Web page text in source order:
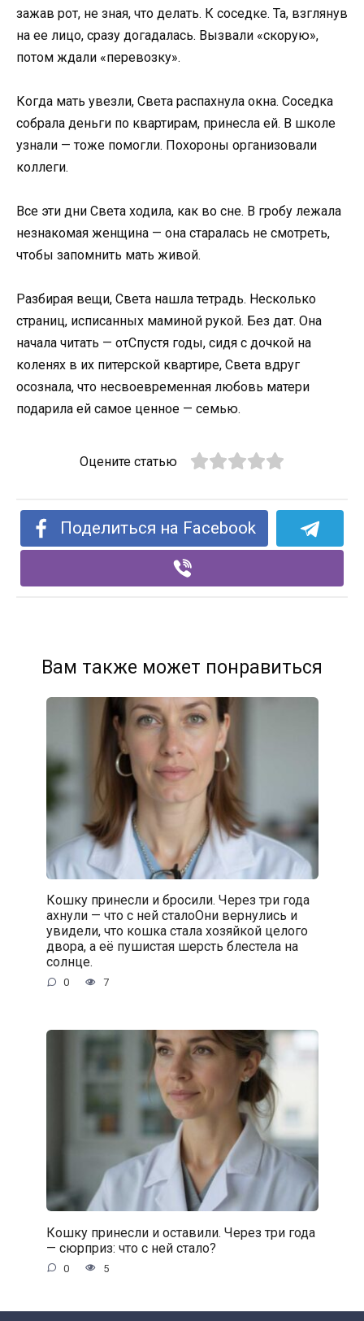
зажав рот, не зная, что делать. К соседке. Та, взглянув
на ее лицо, сразу догадалась. Вызвали «скорую»,
потом ждали «перевозку».
Когда мать увезли, Света распахнула окна. Соседка
собрала деньги по квартирам, принесла ей. В школе
узнали — тоже помогли. Похороны организовали
коллеги.
Все эти дни Света ходила, как во сне. В гробу лежала
незнакомая женщина — она старалась не смотреть,
чтобы запомнить мать живой.
Разбирая вещи, Света нашла тетрадь. Несколько
страниц, исписанных маминой рукой. Без дат. Она
начала читать — отСпустя годы, сидя с дочкой на
коленях в их питерской квартире, Света вдруг
осознала, что несвоевременная любовь матери
подарила ей самое ценное — семью.
Оцените статью
Поделиться на Facebook
Вам также может понравиться
Кошку принесли и бросили. Через три года
ахнули — что с ней сталоОни вернулись и
увидели, что кошка стала хозяйкой целого
двора, а её пушистая шерсть блестела на
солнце.
0 7
Кошку принесли и оставили. Через три года
— сюрприз: что с ней стало?
0 5